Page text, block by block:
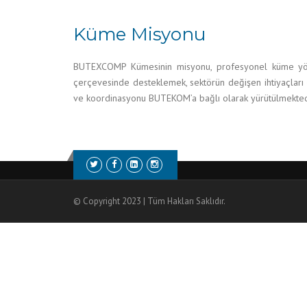
Küme Misyonu
BUTEXCOMP Kümesinin misyonu, profesyonel küme
çerçevesinde desteklemek, sektörün değişen
ve koordinasyonu BUTEKOM’a bağlı olarak
© Copyright 2023 | Tüm Hakları Saklıdır.